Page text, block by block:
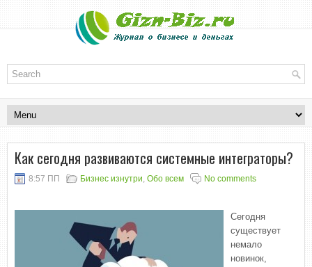
Как сегодня развиваются системные интеграторы?
8:57 ПП Бизнес изнутри, Обо всем No comments
Сегодня
существует
немало
новинок,